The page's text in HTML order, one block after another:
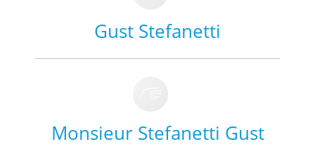
Gust Stefanetti
Monsieur Stefanetti Gust